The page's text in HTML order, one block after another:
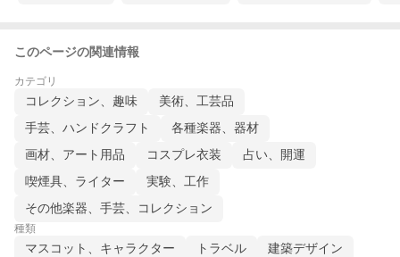
このページの関連情報
カテゴリ
コレクション、趣味
美術、工芸品
手芸、ハンドクラフト
各種楽器、器材
画材、アート用品
コスプレ衣装
占い、開運
喫煙具、ライター
実験、工作
その他楽器、手芸、コレクション
種類
マスコット、キャラクター トラベル
建築デザイン